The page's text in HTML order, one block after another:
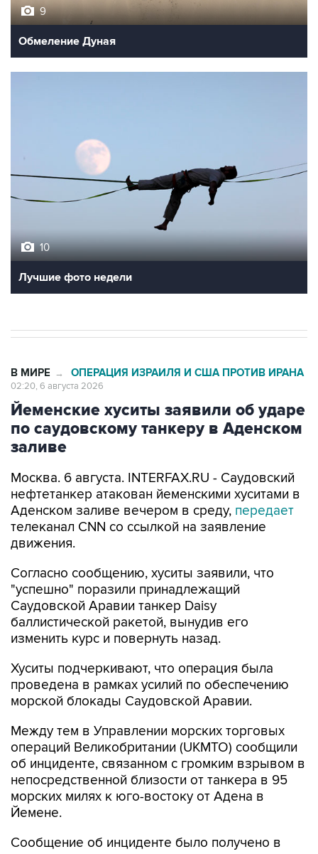
9
Обмеление Дуная
10
Лучшие фото недели
В МИРЕ → ОПЕРАЦИЯ ИЗРАИЛЯ И США ПРОТИВ ИРАНА
02:20, 6 августа 2026
Йеменские хуситы заявили об ударе
по саудовскому танкеру в Аденском
заливе
Москва. 6 августа. INTERFAX.RU - Саудовский
нефтетанкер атакован йеменскими хуситами в
Аденском заливе вечером в среду, передает
телеканал CNN со ссылкой на заявление
движения.
Согласно сообщению, хуситы заявили, что
"успешно" поразили принадлежащий
Саудовской Аравии танкер Daisy
баллистической ракетой, вынудив его
изменить курс и повернуть назад.
Хуситы подчеркивают, что операция была
проведена в рамках усилий по обеспечению
морской блокады Саудовской Аравии.
Между тем в Управлении морских торговых
операций Великобритании (UKMTO) сообщили
об инциденте, связанном с громким взрывом в
непосредственной близости от танкера в 95
морских милях к юго-востоку от Адена в
Йемене.
Сообщение об инциденте было получено в